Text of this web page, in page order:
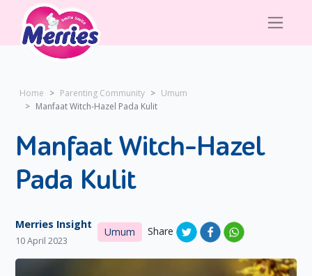
Home Parenting Community
Umum
Manfaat Witch-Hazel Pada Kulit
Manfaat Witch-Hazel
Pada Kulit
Merries Insight
10 April 2023
Umum Share